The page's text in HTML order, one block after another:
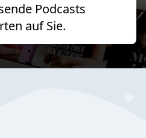
Podcasts
auf Sie.